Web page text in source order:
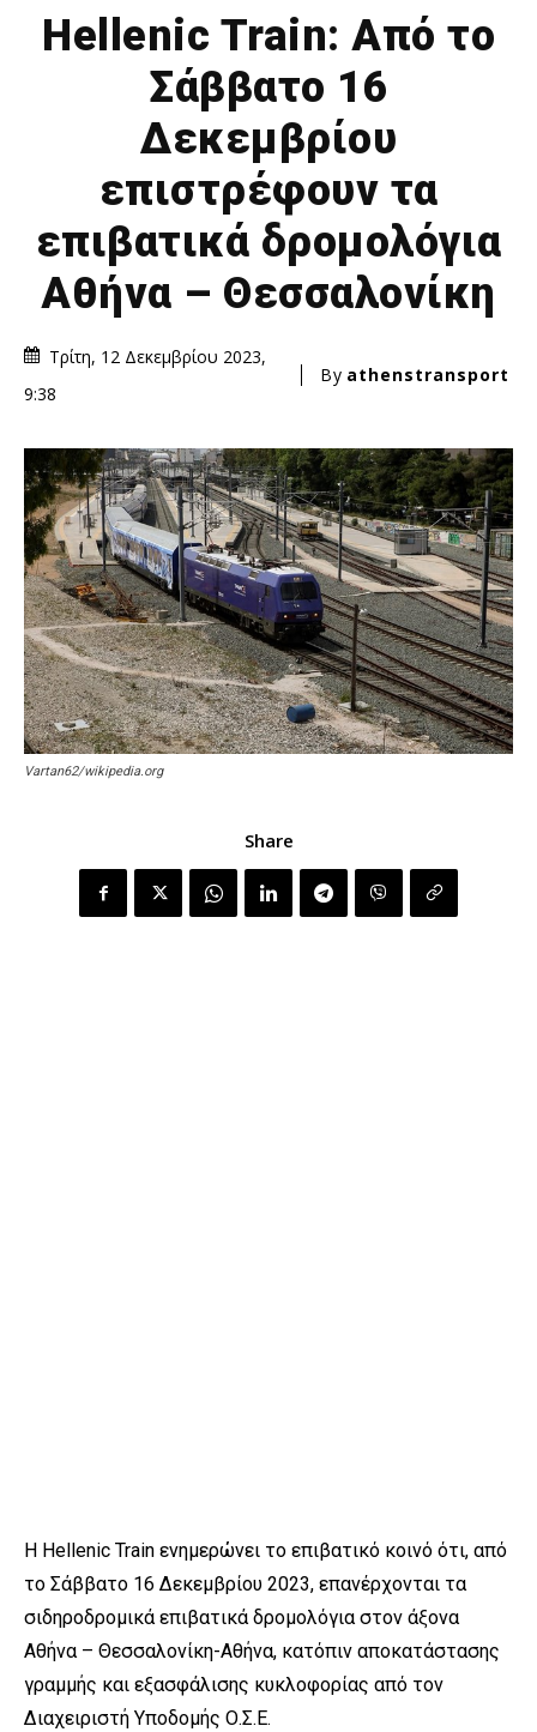
Hellenic Train: Από το
Σάββατο 16
Δεκεμβρίου
επιστρέφουν τα
επιβατικά δρομολόγια
Αθήνα – Θεσσαλονίκη
Τρίτη, 12 Δεκεμβρίου 2023,
9:38
By athenstransport
Vartan62/wikipedia.org
Share
Η Hellenic Train ενημερώνει το επιβατικό κοινό ότι, από
το Σάββατο 16 Δεκεμβρίου 2023, επανέρχονται τα
σιδηροδρομικά επιβατικά δρομολόγια στον άξονα
Αθήνα – Θεσσαλονίκη-Αθήνα, κατόπιν αποκατάστασης
γραμμής και εξασφάλισης κυκλοφορίας από τον
Διαχειριστή Υποδομής Ο.Σ.Ε.